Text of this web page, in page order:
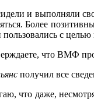
и выполняли
Более
с
что ВМФ
получил все
что даже,